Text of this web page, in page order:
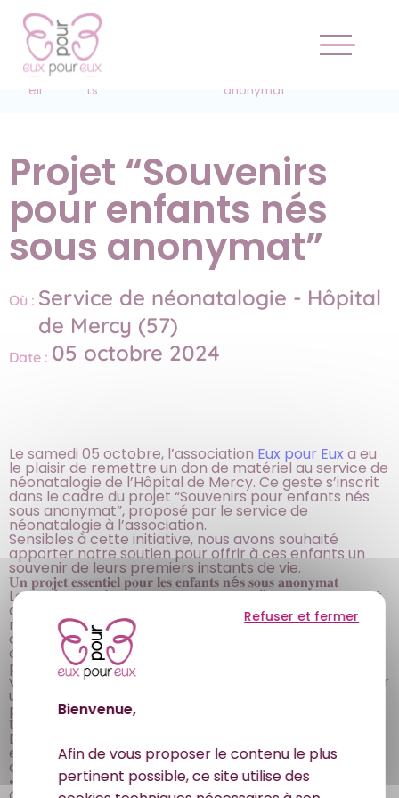
Accu
eil
Proje
ts
anonymat”
Projet “Souvenirs
pour enfants nés
sous anonymat”
Où : Service de néonatalogie - Hôpital
de Mercy (57)
Date : 05 octobre 2024
Le samedi 05 octobre, l’association Eux pour Eux a eu
le plaisir de remettre un don de matériel au service de
néonatalogie de l’Hôpital de Mercy. Ce geste s’inscrit
dans le cadre du projet “Souvenirs pour enfants nés
sous anonymat”, proposé par le service de
néonatalogie à l’association.
Sensibles à cette initiative, nous avons souhaité
apporter notre soutien pour offrir à ces enfants un
souvenir de leurs premiers instants de vie.
𝐔𝐧 𝐩𝐫𝐨𝐣𝐞𝐭 𝐞𝐬𝐬𝐞𝐧𝐭𝐢𝐞𝐥 𝐩𝐨𝐮𝐫 𝐥𝐞𝐬 𝐞𝐧𝐟𝐚𝐧𝐭𝐬 𝐧é𝐬 𝐬𝐨𝐮𝐬 𝐚𝐧𝐨𝐧𝐲𝐦𝐚𝐭
Les enfants nés sous anonymat ne disposent souvent
d’aucune trace de leur naissance. Ce manque de
repères peut devenir un véritable défi à l’âge adulte,
dans leur quête identitaire. Le projet a pour but de
combler ce vide en offrant un livre de naissance
personnalisé, retraçant leurs premiers moments de
vie. Grâce à ces souvenirs, chaque enfant pourra avoir
un lien précieux avec son passé, même s’il ne connaît
pas ses parents biologiques.
𝐔𝐧 𝐝𝐨𝐧 𝐩𝐞𝐧𝐬é 𝐩𝐨𝐮𝐫 𝐩𝐫é𝐬𝐞𝐫𝐯𝐞𝐫 𝐝𝐞𝐬 𝐬𝐨𝐮𝐯𝐞𝐧𝐢𝐫𝐬 𝐮𝐧𝐢𝐪𝐮𝐞𝐬
Dans le cadre de ce projet, l’association a remis un
ensemble de matériel permettant de créer des livres
de naissance uniques :
• Appareil photo Réalishot DC8200 et imprimante
Bienvenue,
Afin de vous proposer le contenu le plus
pertinent possible, ce site utilise des
Refuser et fermer